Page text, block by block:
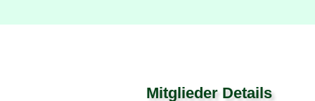
Mitglieder Details